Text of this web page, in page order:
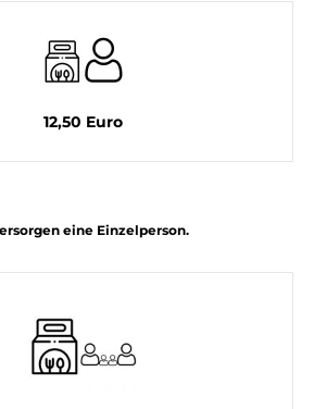
12,50 Euro
eine Einzelperson.